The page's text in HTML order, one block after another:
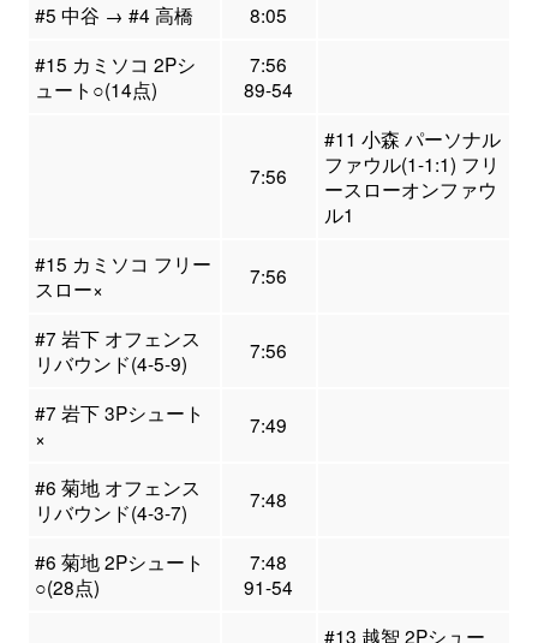
#5 中谷 → #4 高橋
8:05
#15 カミソコ 2Pシ
ュート○(14点)
7:56
89-54
7:56
#11 小森 パーソナル
ファウル(1-1:1) フリ
ースローオンファウ
ル1
#15 カミソコ フリー
スロー×
7:56
#7 岩下 オフェンス
リバウンド(4-5-9)
7:56
#7 岩下 3Pシュート
×
7:49
#6 菊地 オフェンス
リバウンド(4-3-7)
7:48
#6 菊地 2Pシュート
○(28点)
7:48
91-54
#13 越智 2Pシュー